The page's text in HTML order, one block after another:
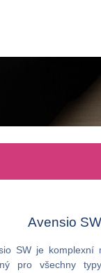
Avensio SW
SW je komplexní
pro všechny